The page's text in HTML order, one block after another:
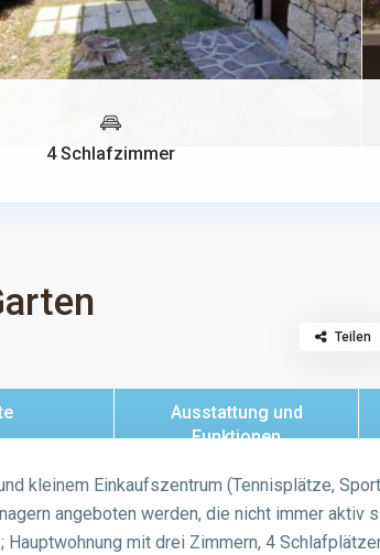
4 Schlafzimmer
Teilen
Ausstattung und
Funktionen
kleinem Einkaufszentrum (Tennisplätze,
angeboten werden, die nicht immer aktiv
mit drei Zimmern, 4